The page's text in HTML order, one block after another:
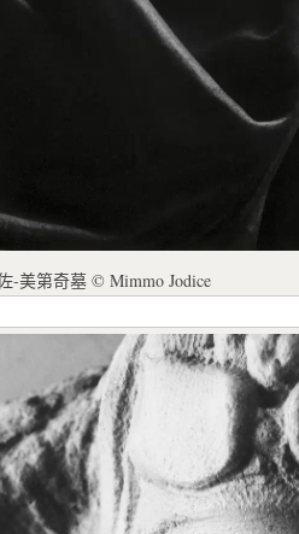
-美第奇墓 © Mimmo Jodice